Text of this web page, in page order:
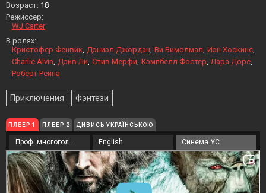
Возраст: 18
Режиссер:
WJ Carter
В ролях:
Кристофер Фенвик Дэниэл Джордан Ви Вимолмал Иэн Хоскинс
Charlie Alvin Дэйв Ли Стив Мерфи Кэмпбелл Фостер Лара Доре
Роберт Реина
Приключения Фэнтези
ПЛЕЕР 1 ПЛЕЕР 2 ДИВИСЬ УКРАЇНСЬКОЮ
Проф. многоголосый English Синема УС